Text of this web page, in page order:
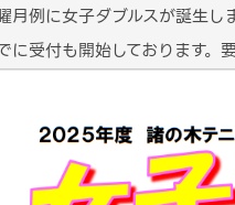
月例に女子ダブルスが誕生
に受付も開始しております。